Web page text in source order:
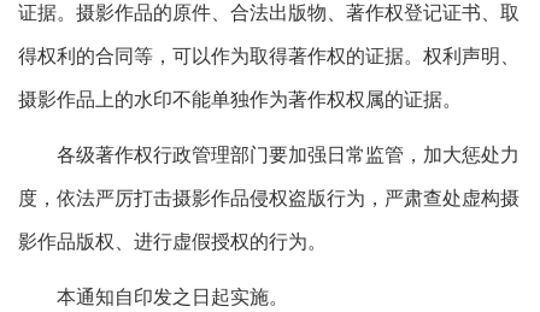
证据。摄影作品的原件、合法出版物、著作权登记证书、取
得权利的合同等，可以作为取得著作权的证据。权利声明、
摄影作品上的水印不能单独作为著作权权属的证据。
各级著作权行政管理部门要加强日常监管，加大惩处力
度，依法严厉打击摄影作品侵权盗版行为，严肃查处虚构摄
影作品版权、进行虚假授权的行为。
本通知自印发之日起实施。